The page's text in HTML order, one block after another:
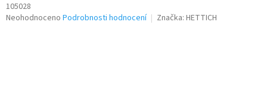
105028
Průměrné
Neohodnoceno Podrobnosti hodnocení Značka: HETTICH